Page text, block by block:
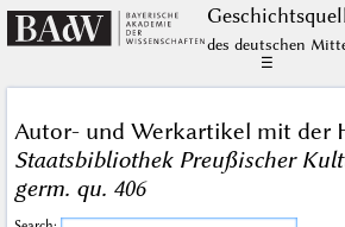
des deutschen
☰
Autor- und Werkartikel mit der
Staatsbibliothek Preußischer
germ. qu. 406